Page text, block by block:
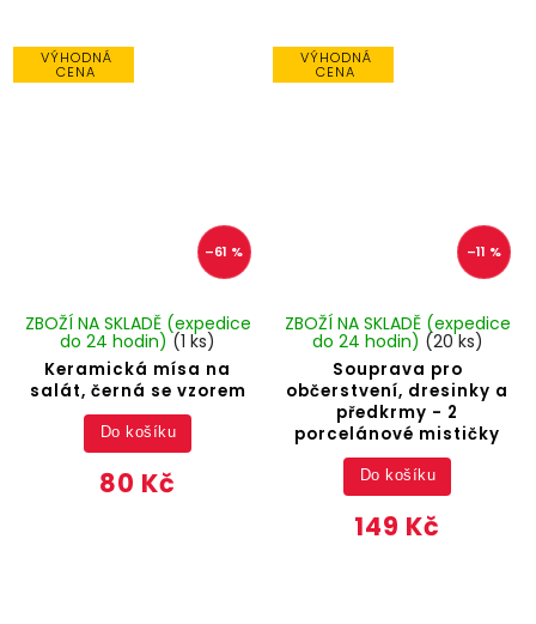
VÝHODNÁ
CENA
–61 %
Keramická mísa na
salát, černá se vzorem
ZBOŽÍ NA SKLADĚ (expedice
do 24 hodin)(1 ks)
80 Kč
Do košíku
VÝHODNÁ
CENA
–11 %
Souprava pro
občerstvení, dresinky a
předkrmy - 2
porcelánové mističky
ZBOŽÍ NA SKLADĚ (expedice
do 24 hodin) (20 ks)
149 Kč
Do košíku